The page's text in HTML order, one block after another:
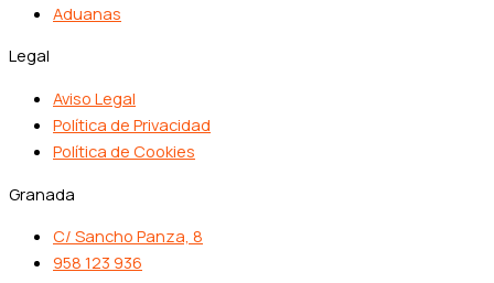
Aduanas
Legal
Aviso Legal
Política de Privacidad
Política de Cookies
Granada
C/ Sancho Panza, 8
958 123 936